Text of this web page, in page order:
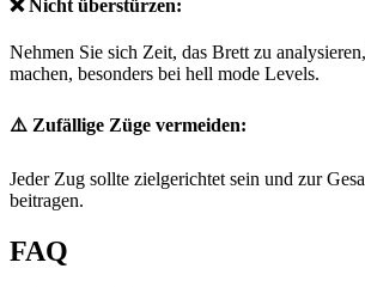
❌ Nicht überstürzen:
Nehmen Sie sich Zeit, das Brett zu
machen, besonders bei hell mode Levels.
⚠️ Zufällige Züge vermeiden:
Jeder Zug sollte zielgerichtet sein und zur
beitragen.
FAQ